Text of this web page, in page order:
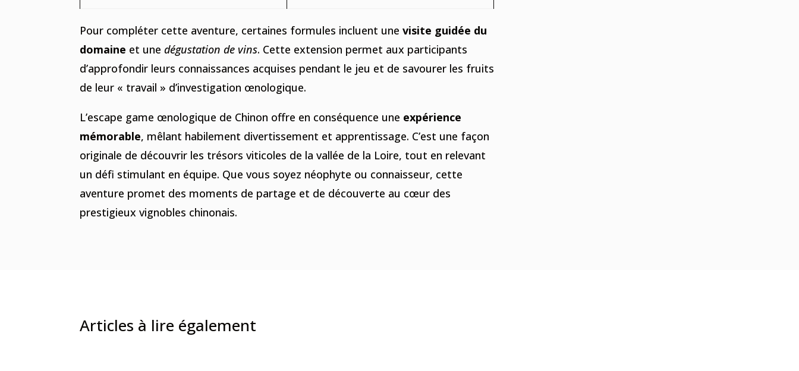
Pour compléter cette aventure, certaines formules incluent unevisite guidée du
domaine et unedégustation de vins. Cette extension permet aux participants
d’approfondir leurs connaissances acquises pendant le jeu et de savourer les fruits
de leur « travail » d’investigation œnologique.
L’escape game œnologique de Chinon offre en conséquence une expérience
mémorable, mêlant habilement divertissement et apprentissage. C’est une façon
originale de découvrir les trésors viticoles de la vallée de la Loire, tout en relevant
un défi stimulant en équipe. Que vous soyez néophyte ou connaisseur, cette
aventure promet des moments de partage et de découverte au cœur des
prestigieux vignobles chinonais.
Articles à lire également